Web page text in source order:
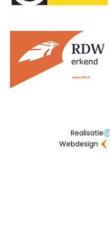
Realisatie
Webdesign